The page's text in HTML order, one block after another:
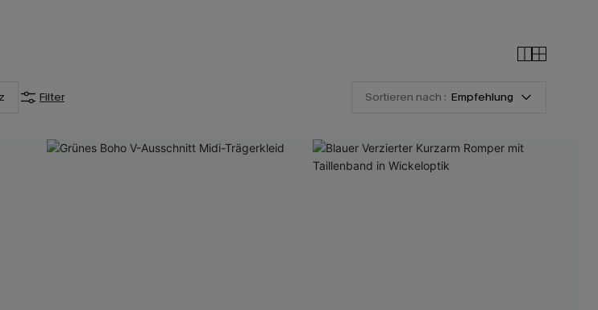
Filter Sortieren nach : Empfehlung